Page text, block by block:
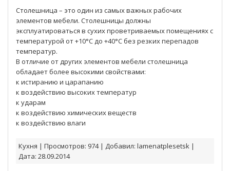
Столешница – это один из самых важных рабочих
элементов мебели. Столешницы должны
эксплуатироваться в сухих проветриваемых помещениях с
температурой от +10°С до +40°С без резких перепадов
температур.
В отличие от других элементов мебели столешница
обладает более высокими свойствами:
к истиранию и царапанию
к воздействию высоких температур
к ударам
к воздействию химических веществ
к воздействию влаги
Кухня | Просмотров: 974| Добавил: lamenatplesetsk |
Дата: 28.09.2014